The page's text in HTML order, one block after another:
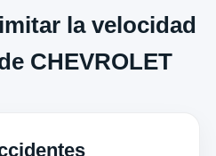
la velocidad
CHEVROLET